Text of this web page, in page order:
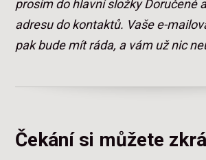
prosím do hlavní složky Doručené
adresu do kontaktů. Vaše e-
pak bude mít ráda, a vám už nic
Čekání si můžete